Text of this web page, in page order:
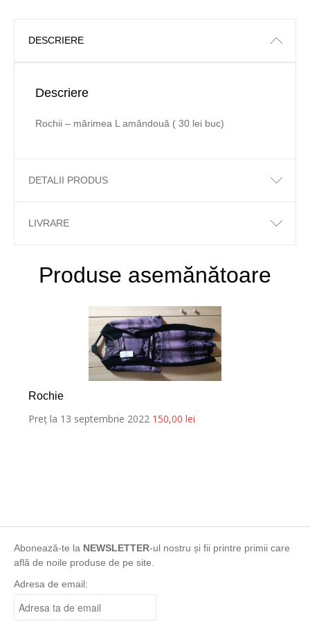
DESCRIERE
Descriere
Rochii – mărimea L amândouă ( 30 lei buc)
DETALII PRODUS
LIVRARE
Produse asemănătoare
Rochie
Preț la 13 septembrie 2022 150,00 lei
Abonează-te la NEWSLETTER-ul nostru și fii printre primii care
află de noile produse de pe site.
Adresa de email: